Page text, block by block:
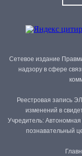
Сетевое издание
надзору в сфере
Реестровая запись
изменений в
Учредитель:
познавательный